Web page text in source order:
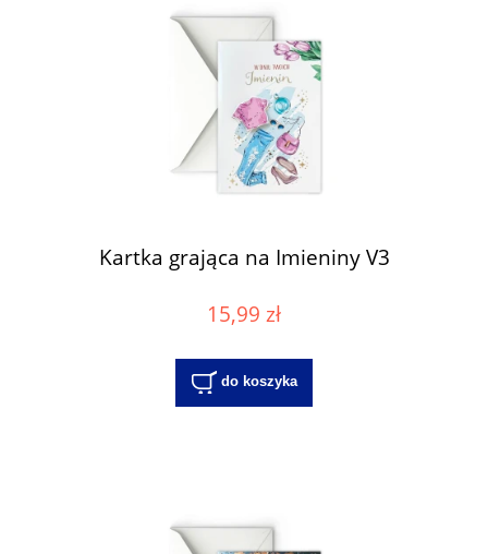
Kartka grająca na Imieniny V3
15,99 zł
do koszyka